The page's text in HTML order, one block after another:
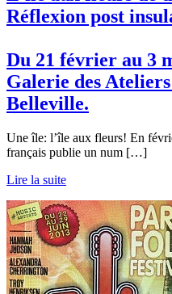
Réflexion post
Du 21 février au 3
Galerie des
Belleville.
Une île: l’île aux fleurs! En
français publie un num […]
Lire la suite